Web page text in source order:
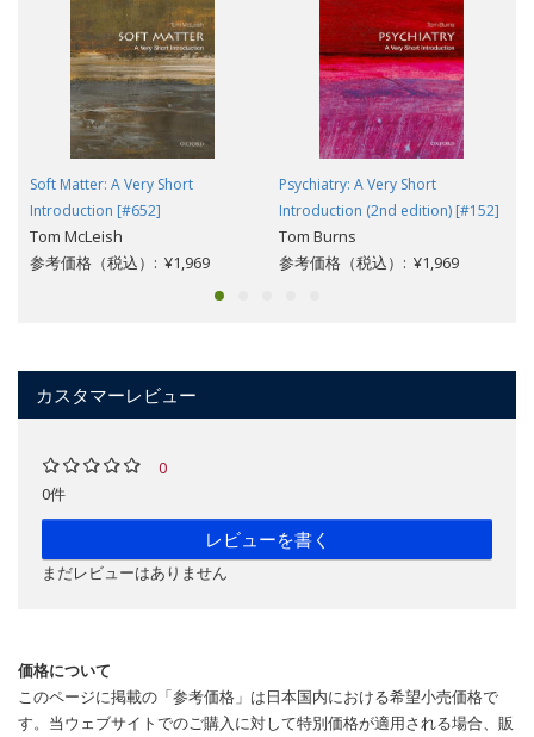
Soft Matter: A Very Short
Introduction [#652]
Tom McLeish
参考価格（税込）: ¥1,969
Psychiatry: A Very Short
Introduction (2nd edition) [#152]
Tom Burns
参考価格（税込）: ¥1,969
カスタマーレビュー
0
0件
レビューを書く
まだレビューはありません
価格について
このページに掲載の「参考価格」は日本国内における希望小売価格で
す。当ウェブサイトでのご購入に対して特別価格が適用される場合、販